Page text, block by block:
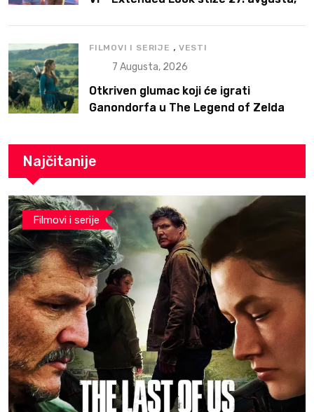
FILMOVI I SERIJE , VESTI
7 Augusta, 2026
Otkriven glumac koji će igrati
Ganondorfa u The Legend of Zelda
Najčitanije
Filmovi i serije